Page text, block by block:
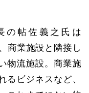
の帖佐義之氏は
商業施設と隣接し
物流施設。商業施
るビジネスなど、